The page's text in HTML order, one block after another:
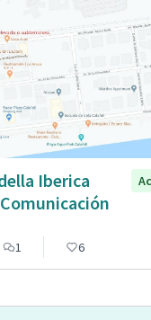
Iberica
1 6